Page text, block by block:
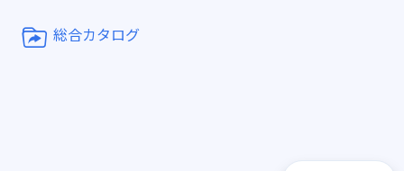
総合カタログ